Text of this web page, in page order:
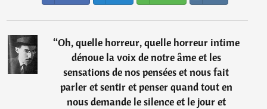
“Oh, quelle horreur, quelle horreur intime
dénoue la voix de notre âme et les
sensations de nos pensées et nous fait
parler et sentir et penser quand tout en
nous demande le silence et le jour et